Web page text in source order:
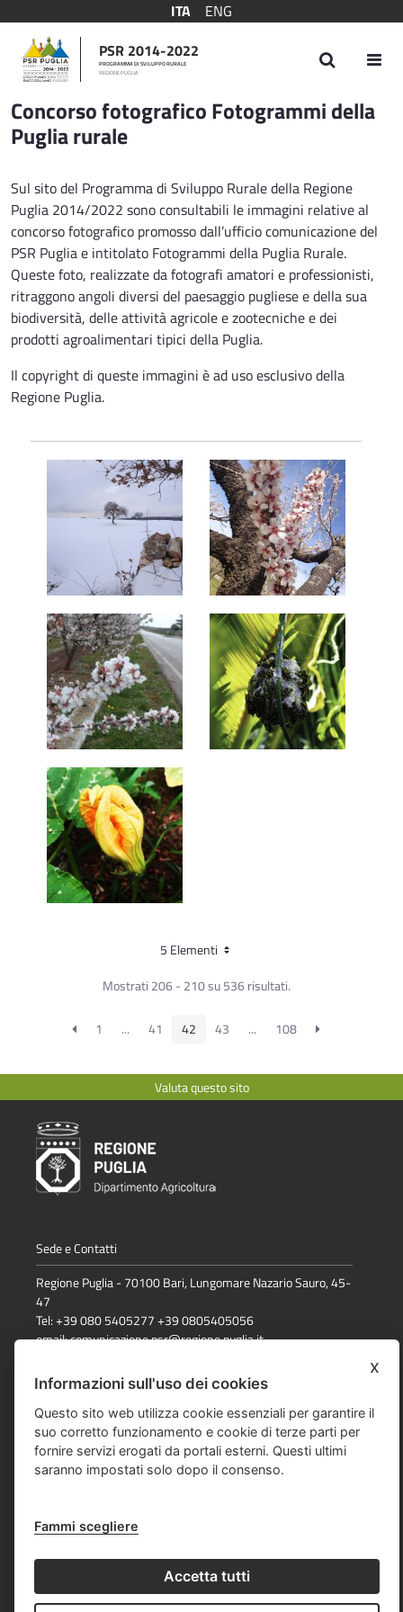
ITA
ENG
PSR 2014-2022
PROGRAMMA DI SVILUPPO RURALE
REGIONE PUGLIA
Concorso fotografico Fotogrammi Puglia
Concorso fotografico Fotogrammi della
Puglia rurale
Sul sito del Programma di Sviluppo Rurale della Regione
Puglia 2014/2022 sono consultabili le immagini relative al
concorso fotografico promosso dall’ufficio comunicazione del
PSR Puglia e intitolato Fotogrammi della Puglia Rurale.
Queste foto, realizzate da fotografi amatori e professionisti,
ritraggono angoli diversi del paesaggio pugliese e della sua
biodiversità, delle attività agricole e zootecniche e dei
prodotti agroalimentari tipici della Puglia.
Il copyright di queste immagini è ad uso esclusivo della
Regione Puglia.
5 Elementi
Mostrati 206 - 210 su 536 risultati.
1 ... 41 42 43 ... 108
Valuta questo sito
Sede e Contatti
Regione Puglia - 70100 Bari, Lungomare Nazario Sauro, 45-
47
Tel: +39 080 5405277 +39 0805405056
email:comunicazione.psr@regione.puglia.it
Note Legali
Cookie e privacy
Mappa del sito
© Regione Puglia
x
Informazioni sull'uso dei cookies
Questo sito web utilizza cookie essenziali per garantire il
suo corretto funzionamento e cookie di terze parti per
fornire servizi erogati da portali esterni. Questi ultimi
saranno impostati solo dopo il consenso.
Fammi scegliere
Accetta tutti